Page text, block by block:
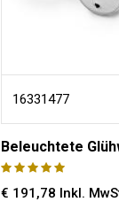
16331477
Beleuchtete
€ 191,78 Inkl.